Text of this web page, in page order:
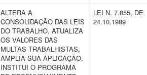
ALTERA A
CONSOLIDAÇÃO DAS LEIS
DO TRABALHO, ATUALIZA
OS VALORES DAS
MULTAS TRABALHISTAS,
AMPLIA SUA APLICAÇÃO,
INSTITUI O PROGRAMA
LEI N. 7.855, DE
24.10.1989